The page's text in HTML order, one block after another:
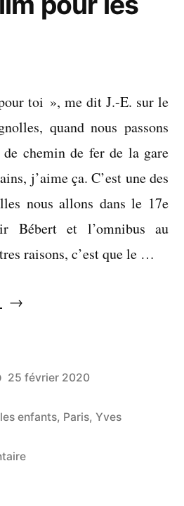
toi », me dit J.-E. sur le
quand nous passons
de chemin de fer de la gare
j’aime ça. C’est une des
nous allons dans le 17e
Bébert et l’omnibus au
raisons, c’est que le …
« C’est
pour
enfants »
25 février 2020
les enfants, Paris, Yves
sur